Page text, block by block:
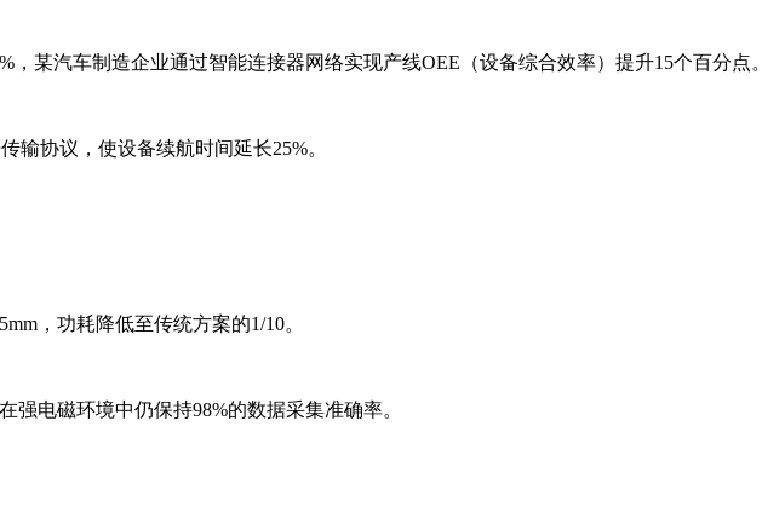
某汽车制造企业通过智能连接器网络实现产线OEE（设备综合效率）提升15个百分点。
输协议，使设备续航时间延长25%。
，功耗降低至传统方案的1/10。
电磁环境中仍保持98%的数据采集准确率。